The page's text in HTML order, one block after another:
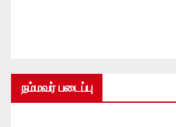
நம்மவர் படைப்பு